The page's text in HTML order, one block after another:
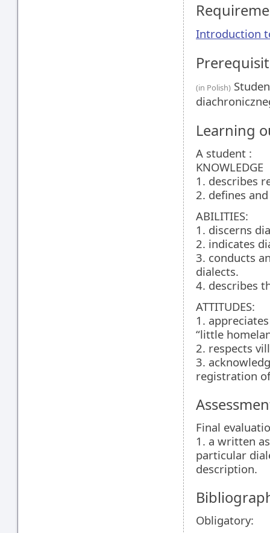
Introduction
(in Polish)
Learning
A student :
KNOWLEDGE
1. describes
2. defines
ABILITIES:
1. discerns
2. indicates
3. conducts
dialects.
4. describes
ATTITUDES:
1.
“little
2. respects
3.
registration
Final
1. a written
particular
description.
Obligatory: